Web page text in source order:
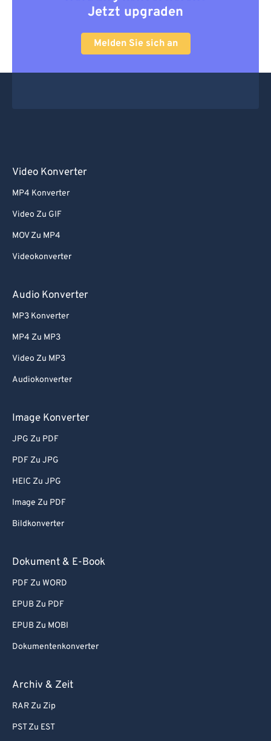
Jetzt upgraden
Melden Sie sich an
Video Konverter
MP4 Konverter
Video Zu GIF
MOV Zu MP4
Videokonverter
Audio Konverter
MP3 Konverter
MP4 Zu MP3
Video Zu MP3
Audiokonverter
Image Konverter
JPG Zu PDF
PDF Zu JPG
HEIC Zu JPG
Image Zu PDF
Bildkonverter
Dokument & E-Book
PDF Zu WORD
EPUB Zu PDF
EPUB Zu MOBI
Dokumentenkonverter
Archiv & Zeit
RAR Zu Zip
PST Zu EST